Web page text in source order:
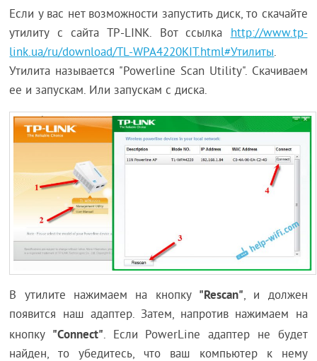
Если у вас нет возможности запустить диск, то скачайте
утилиту с сайта TP-LINK. Вот ссылкаhttp://www.tp-
link.ua/ru/download/TL-WPA4220KIT.html#Утилиты.
Утилита называется "Powerline Scan Utility". Скачиваем
ее и запускам. Или запускам с диска.
В утилите нажимаем на кнопку "Rescan", и должен
появится наш адаптер. Затем, напротив нажимаем на
кнопку "Connect". Если PowerLine адаптер не будет
найден, то убедитесь, что ваш компьютер к нему